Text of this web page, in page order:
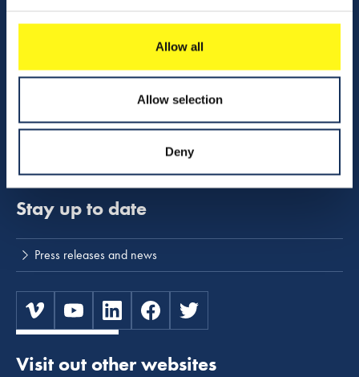
Allow all
Allow selection
Deny
Activities
Boskalis shop - merchandise
Visit out other websites
Stay up to date
Press releases and news